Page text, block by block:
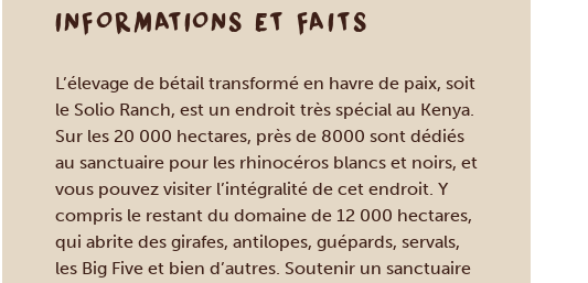
INFORMATIONS ET FAITS
L’élevage de bétail transformé en havre de paix, soit
le Solio Ranch, est un endroit très spécial au Kenya.
Sur les 20 000 hectares, près de 8000 sont dédiés
au sanctuaire pour les rhinocéros blancs et noirs, et
vous pouvez visiter l’intégralité de cet endroit. Y
compris le restant du domaine de 12 000 hectares,
qui abrite des girafes, antilopes, guépards, servals,
les Big Five et bien d’autres. Soutenir un sanctuaire